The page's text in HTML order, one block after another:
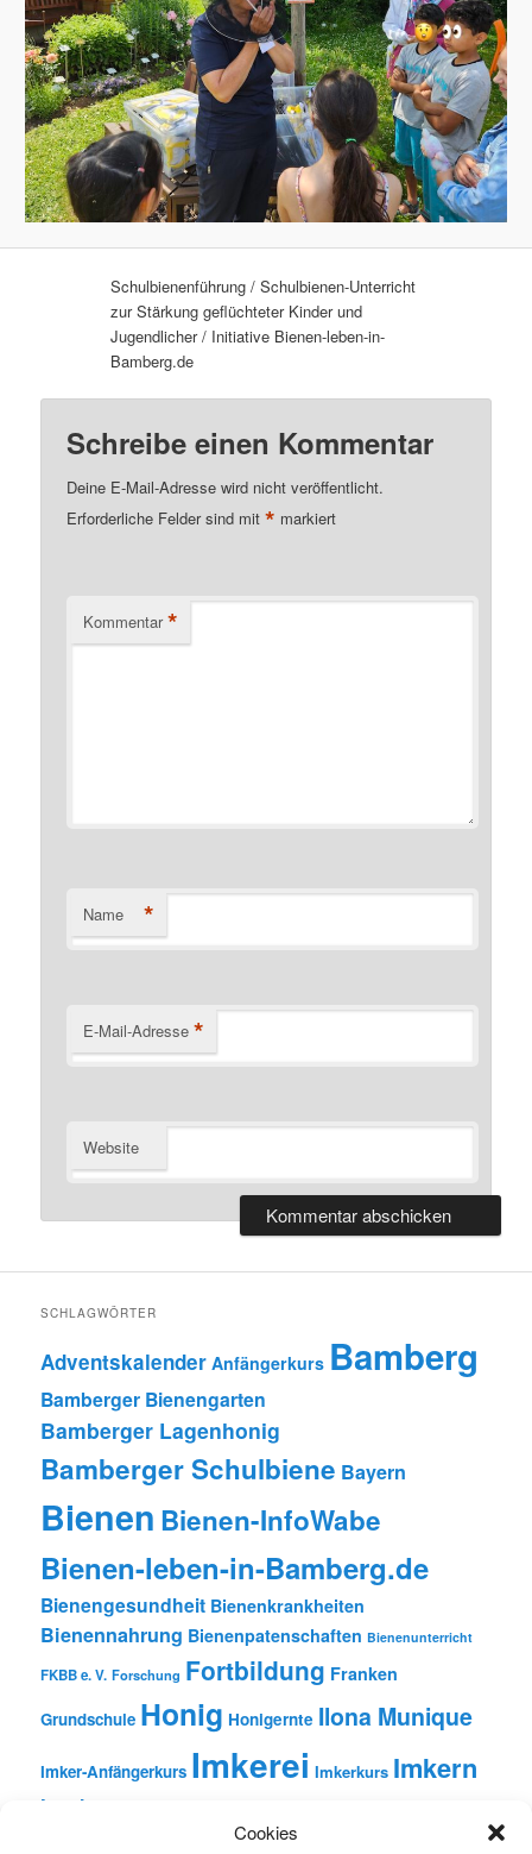
Cookies
Schulbienenführung / Schulbienen-Unterricht
zur Stärkung geflüchteter Kinder und
Jugendlicher / Initiative Bienen-leben-in-
Bamberg.de
Schreibe einen Kommentar
Deine E-Mail-Adresse wird nicht veröffentlicht.
Erforderliche Felder sind mit* markiert
Kommentar *
Name *
E-Mail-Adresse *
Website
SCHLAGWÖRTER
Adventskalender Anfängerkurs Bamberg
Bamberger Bienengarten
Bamberger Lagenhonig
Bamberger Schulbiene Bayern
Bienen Bienen-InfoWabe
Bienen-leben-in-Bamberg.de
Bienengesundheit Bienenkrankheiten
Bienennahrung Bienenpatenschaften Bienenunterricht
FKBB e. V. Forschung Fortbildung Franken
Grundschule Honig Honigernte Ilona Munique
Imker-Anfängerkurs Imkerei Imkerkurs Imkern
Insekten
Natur Oberfranken